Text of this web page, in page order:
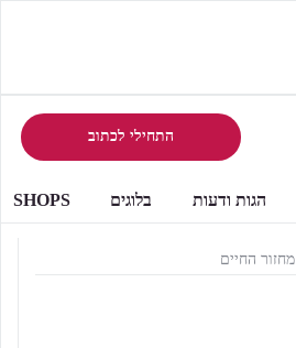
התחילי לכתוב
הגות ודעות בלוגים SHOPS
מחזור החיים